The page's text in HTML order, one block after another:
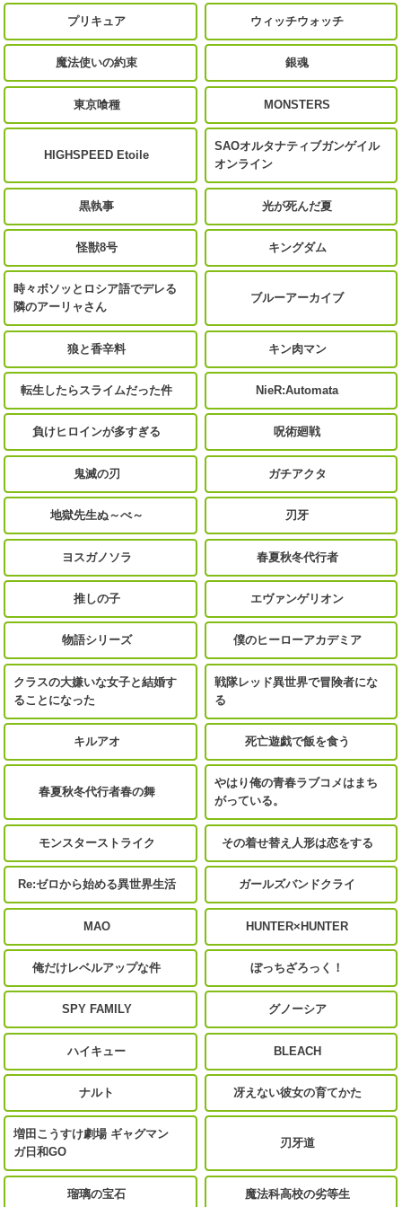
プリキュア ウィッチウォッチ
魔法使いの約束 銀魂
東京喰種 MONSTERS
HIGHSPEED Etoile
SAOオルタナティブガンゲイル
オンライン
黒執事 光が死んだ夏
怪獣8号 キングダム
時々ボソッとロシア語でデレる
隣のアーリャさん
ブルーアーカイブ
狼と香辛料 キン肉マン
転生したらスライムだった件 NieR:Automata
負けヒロインが多すぎる 呪術廻戦
鬼滅の刃 ガチアクタ
地獄先生ぬ～べ～ 刃牙
ヨスガノソラ 春夏秋冬代行者
推しの子 エヴァンゲリオン
物語シリーズ 僕のヒーローアカデミア
クラスの大嫌いな女子と結婚す
ることになった
戦隊レッド異世界で冒険者にな
る
キルアオ 死亡遊戯で飯を食う
春夏秋冬代行者春の舞
やはり俺の青春ラブコメはまち
がっている。
モンスターストライク その着せ替え人形は恋をする
Re:ゼロから始める異世界生活 ガールズバンドクライ
MAO HUNTER×HUNTER
俺だけレベルアップな件 ぼっちざろっく！
SPY FAMILY グノーシア
ハイキュー BLEACH
ナルト 冴えない彼女の育てかた
増田こうすけ劇場 ギャグマン
ガ日和GO
刃牙道
瑠璃の宝石 魔法科高校の劣等生